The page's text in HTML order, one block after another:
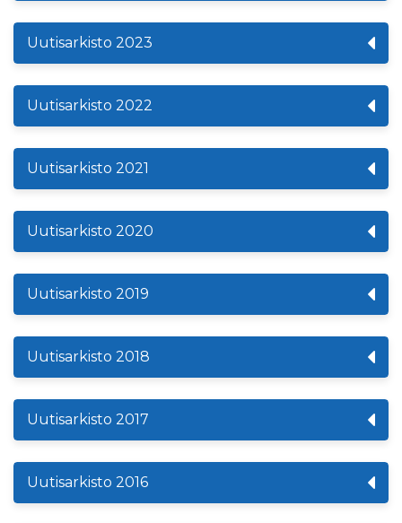
Uutisarkisto 2023
Uutisarkisto 2022
Uutisarkisto 2021
Uutisarkisto 2020
Uutisarkisto 2019
Uutisarkisto 2018
Uutisarkisto 2017
Uutisarkisto 2016